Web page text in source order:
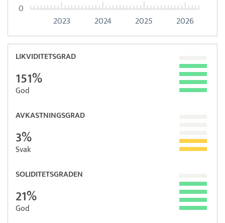
2023 2024 2025 2026
0
LIKVIDITETSGRAD
151%
God
AVKASTNINGSGRAD
3%
Svak
SOLIDITETSGRADEN
21%
God